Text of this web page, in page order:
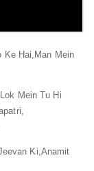
Ke Hai, Man Mein
Mein Tu Hi
Ki, Anamit